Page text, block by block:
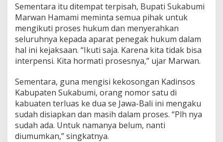
i
f
Sementara itu ditempat terpisah, Bupati Sukabumi
Marwan Hamami meminta semua pihak untuk
mengikuti proses hukum dan menyerahkan
seluruhnya kepada aparat penegak hukum dalam
hal ini kejaksaan. “Ikuti saja. Karena kita tidak bisa
interpensi. Kita hormati prosesnya,” ujar Marwan.
Sementara, guna mengisi kekosongan Kadinsos
Kabupaten Sukabumi, orang nomor satu di
kabuaten terluas ke dua se Jawa-Bali ini mengaku
sudah disiapkan dan masih dalam proses. “Plh nya
sudah ada. Untuk namanya belum, nanti
diumumkan,” singkatnya.